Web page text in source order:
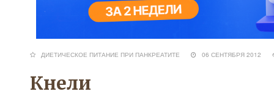
ДИЕТИЧЕСКОЕ ПИТАНИЕ ПРИ ПАНКРЕАТИТЕ 06 СЕНТЯБРЯ 2012
Кнели